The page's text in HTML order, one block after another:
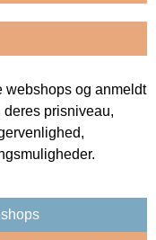
og anmeldt
deres prisniveau,